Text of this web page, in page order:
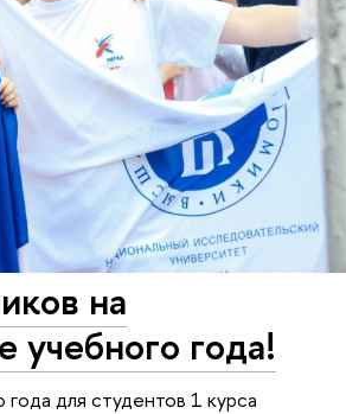
на
учебного года!
для студентов 1 курса